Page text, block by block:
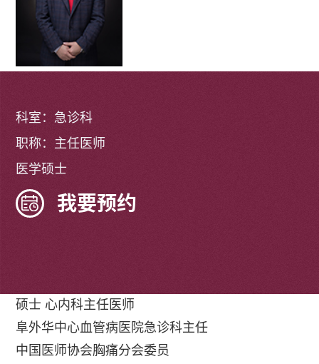
科室：急诊科
职称：主任医师
医学硕士
我要预约
硕士 心内科主任医师
阜外华中心血管病医院急诊科主任
中国医师协会胸痛分会委员